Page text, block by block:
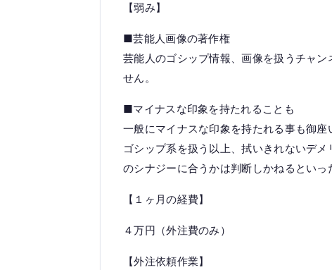
【弱み】
■芸能人画像の著作権
芸能人のゴシップ情報、画像を扱うチャ
せん。
■マイナスな印象を持たれることも
一般にマイナスな印象を持たれる事も御座
ゴシップ系を扱う以上、拭いきれないデ
のシナジーに合うかは判断しかねるといっ
【１ヶ月の経費】
４万円（外注費のみ）
【外注依頼作業】